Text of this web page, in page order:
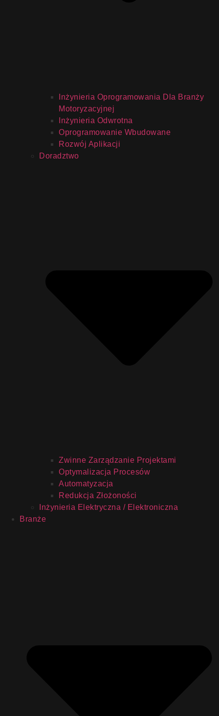
Inżynieria Oprogramowania Dla Branży
Motoryzacyjnej
Inżynieria Odwrotna
Oprogramowanie Wbudowane
Rozwój Aplikacji
Doradztwo
Zwinne Zarządzanie Projektami
Optymalizacja Procesów
Automatyzacja
Redukcja Złożoności
Inżynieria Elektryczna / Elektroniczna
Branże